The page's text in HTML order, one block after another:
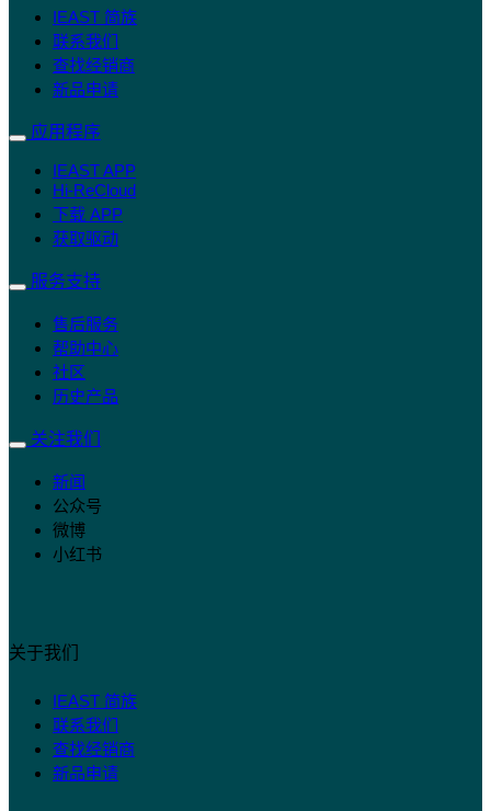
IEAST 简族
联系我们
查找经销商
新品申请
应用程序
IEAST APP
Hi-ReCloud
下载 APP
获取驱动
服务支持
售后服务
帮助中心
社区
历史产品
关注我们
新闻
公众号
微博
小红书
关于我们
IEAST 简族
联系我们
查找经销商
新品申请